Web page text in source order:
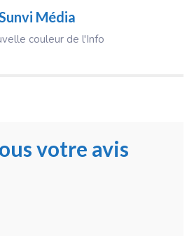
Média
couleur de l'Info
votre avis